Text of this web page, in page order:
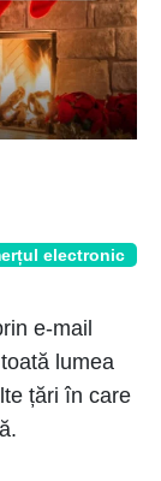
electronic
e-mail
lumea
țări în care